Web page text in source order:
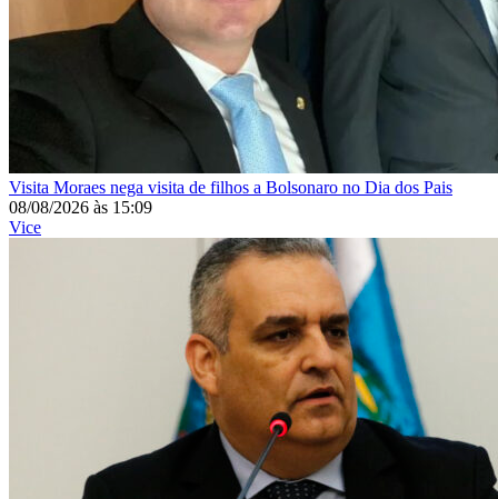
Visita Moraes nega visita de filhos a Bolsonaro no Dia dos Pais
08/08/2026 às 15:09
Vice